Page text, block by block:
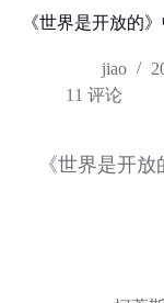
《世界是开放的
jiao
11 评论
《世界是开